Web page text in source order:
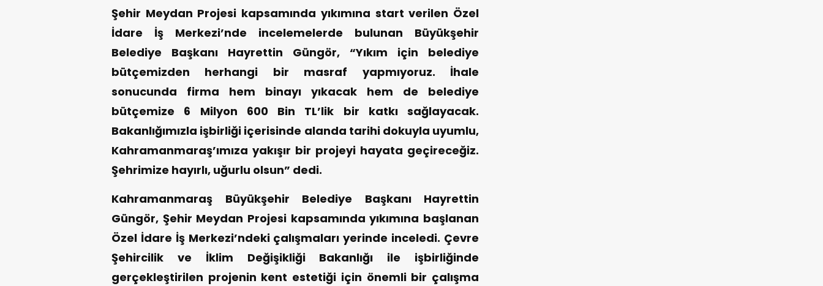
Şehir Meydan Projesi kapsamında yıkımına start verilen Özel
İdare İş Merkezi’nde incelemelerde bulunan Büyükşehir
Belediye Başkanı Hayrettin Güngör, “Yıkım için belediye
bütçemizden herhangi bir masraf yapmıyoruz. İhale
sonucunda firma hem binayı yıkacak hem de belediye
bütçemize 6 Milyon 600 Bin TL’lik bir katkı sağlayacak.
Bakanlığımızla işbirliği içerisinde alanda tarihi dokuyla uyumlu,
Kahramanmaraş’ımıza yakışır bir projeyi hayata geçireceğiz.
Şehrimize hayırlı, uğurlu olsun” dedi.
Kahramanmaraş Büyükşehir Belediye Başkanı Hayrettin
Güngör, Şehir Meydan Projesi kapsamında yıkımına başlanan
Özel İdare İş Merkezi’ndeki çalışmaları yerinde inceledi. Çevre
Şehircilik ve İklim Değişikliği Bakanlığı ile işbirliğinde
gerçekleştirilen projenin kent estetiği için önemli bir çalışma